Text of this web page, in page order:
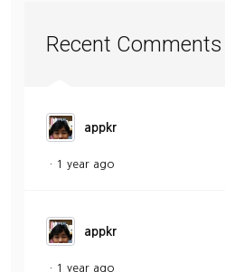
Recent Comments
appkr
· 1 year ago
appkr
· 1 year ago